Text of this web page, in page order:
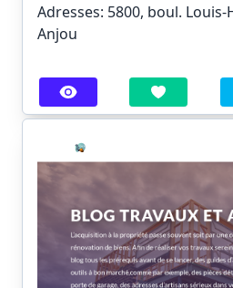
Adresses: 5800, boul. Louis-
Anjou